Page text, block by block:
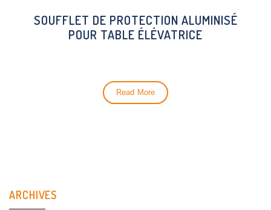
SOUFFLET DE PROTECTION ALUMINISÉ
POUR TABLE ÉLÉVATRICE
Read More
ARCHIVES